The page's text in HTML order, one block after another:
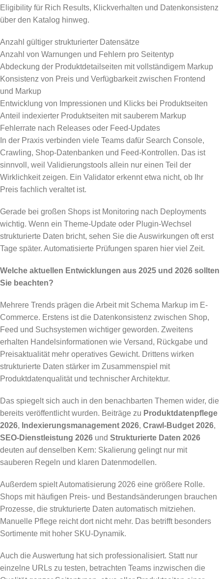
Eligibility für Rich Results, Klickverhalten und Datenkonsistenz
über den Katalog hinweg.
Anzahl gültiger strukturierter Datensätze
Anzahl von Warnungen und Fehlern pro Seitentyp
Abdeckung der Produktdetailseiten mit vollständigem Markup
Konsistenz von Preis und Verfügbarkeit zwischen Frontend
und Markup
Entwicklung von Impressionen und Klicks bei Produktseiten
Anteil indexierter Produktseiten mit sauberem Markup
Fehlerrate nach Releases oder Feed-Updates
In der Praxis verbinden viele Teams dafür Search Console,
Crawling, Shop-Datenbanken und Feed-Kontrollen. Das ist
sinnvoll, weil Validierungstools allein nur einen Teil der
Wirklichkeit zeigen. Ein Validator erkennt etwa nicht, ob Ihr
Preis fachlich veraltet ist.
Gerade bei großen Shops ist Monitoring nach Deployments
wichtig. Wenn ein Theme-Update oder Plugin-Wechsel
strukturierte Daten bricht, sehen Sie die Auswirkungen oft erst
Tage später. Automatisierte Prüfungen sparen hier viel Zeit.
Welche aktuellen Entwicklungen aus 2025 und 2026 sollten
Sie beachten?
Mehrere Trends prägen die Arbeit mit Schema Markup im E-
Commerce. Erstens ist die Datenkonsistenz zwischen Shop,
Feed und Suchsystemen wichtiger geworden. Zweitens
erhalten Handelsinformationen wie Versand, Rückgabe und
Preisaktualität mehr operatives Gewicht. Drittens wirken
strukturierte Daten stärker im Zusammenspiel mit
Produktdatenqualität und technischer Architektur.
Das spiegelt sich auch in den benachbarten Themen wider, die
bereits veröffentlicht wurden. Beiträge zu Produktdatenpflege
2026, Indexierungsmanagement 2026, Crawl-Budget 2026,
SEO-Dienstleistung 2026 und Strukturierte Daten 2026
deuten auf denselben Kern: Skalierung gelingt nur mit
sauberen Regeln und klaren Datenmodellen.
Außerdem spielt Automatisierung 2026 eine größere Rolle.
Shops mit häufigen Preis- und Bestandsänderungen brauchen
Prozesse, die strukturierte Daten automatisch mitziehen.
Manuelle Pflege reicht dort nicht mehr. Das betrifft besonders
Sortimente mit hoher SKU-Dynamik.
Auch die Auswertung hat sich professionalisiert. Statt nur
einzelne URLs zu testen, betrachten Teams inzwischen die